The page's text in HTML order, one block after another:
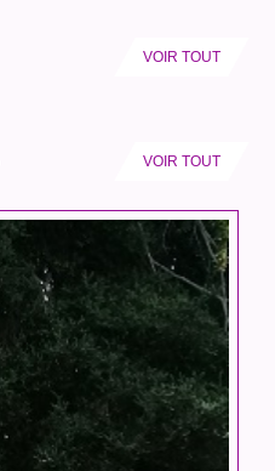
VOIR TOUT
VOIR TOUT